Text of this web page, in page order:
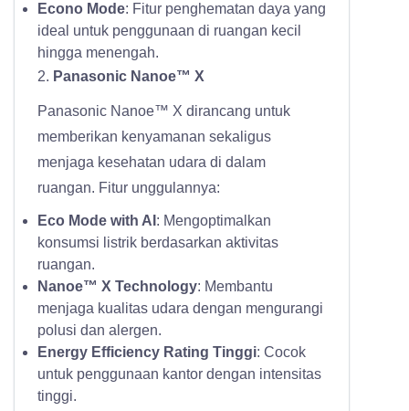
Econo Mode: Fitur penghematan daya yang
ideal untuk penggunaan di ruangan kecil
hingga menengah.
2. Panasonic Nanoe™ X
Panasonic Nanoe™ X dirancang untuk
memberikan kenyamanan sekaligus
menjaga kesehatan udara di dalam
ruangan. Fitur unggulannya:
Eco Mode with AI : Mengoptimalkan
konsumsi listrik berdasarkan aktivitas
ruangan.
Nanoe™ X Technology: Membantu
menjaga kualitas udara dengan mengurangi
polusi dan alergen.
Energy Efficiency Rating Tinggi: Cocok
untuk penggunaan kantor dengan intensitas
tinggi.